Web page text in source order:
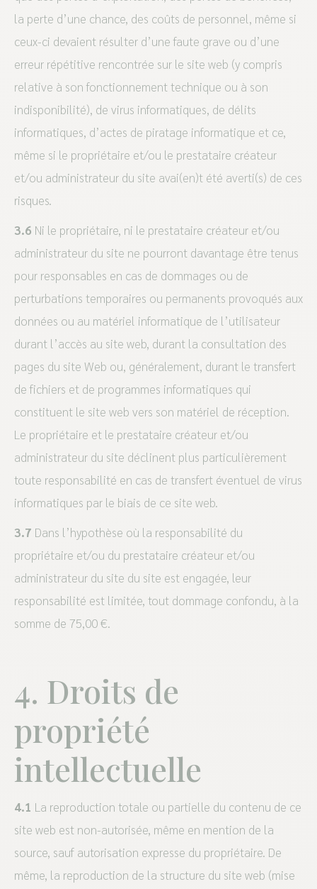
la perte d’une chance, des coûts de personnel, même si
ceux-ci devaient résulter d’une faute grave ou d’une
erreur répétitive rencontrée sur le site web (y compris
relative à son fonctionnement technique ou à son
indisponibilité), de virus informatiques, de délits
informatiques, d’actes de piratage informatique et ce,
même si le propriétaire et/ou le prestataire créateur
et/ou administrateur du site avai(en)t été averti(s) de ces
risques.
3.6 Ni le propriétaire, ni le prestataire créateur et/ou
administrateur du site ne pourront davantage être tenus
pour responsables en cas de dommages ou de
perturbations temporaires ou permanents provoqués aux
données ou au matériel informatique de l’utilisateur
durant l’accès au site web, durant la consultation des
pages du site Web ou, généralement, durant le transfert
de fichiers et de programmes informatiques qui
constituent le site web vers son matériel de réception.
Le propriétaire et le prestataire créateur et/ou
administrateur du site déclinent plus particulièrement
toute responsabilité en cas de transfert éventuel de virus
informatiques par le biais de ce site web.
3.7 Dans l’hypothèse où la responsabilité du
propriétaire et/ou du prestataire créateur et/ou
administrateur du site du site est engagée, leur
responsabilité est limitée, tout dommage confondu, à la
somme de 75,00 €.
4. Droits de
propriété
intellectuelle
4.1 La reproduction totale ou partielle du contenu de ce
site web est non-autorisée, même en mention de la
source, sauf autorisation expresse du propriétaire. De
même, la reproduction de la structure du site web (mise